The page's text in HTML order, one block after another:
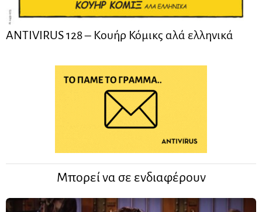
ANTIVIRUS 128 – Kουήρ Κόμικς αλά ελληνικά
Μπορεί να σε ενδιαφέρουν